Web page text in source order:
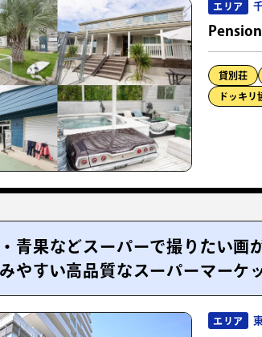
エリア
Pension
貸別荘
ドッキリ
青果などスーパーで撮りたい画
やすい高品質なスーパーマーケ
エリア